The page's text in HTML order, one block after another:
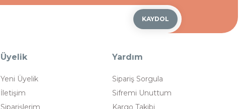
KAYDOL
Üyelik
Yeni Üyelik
İletişim
Siparişlerim
Yardım
Sipariş Sorgula
Sifremi Unuttum
Kargo Takibi